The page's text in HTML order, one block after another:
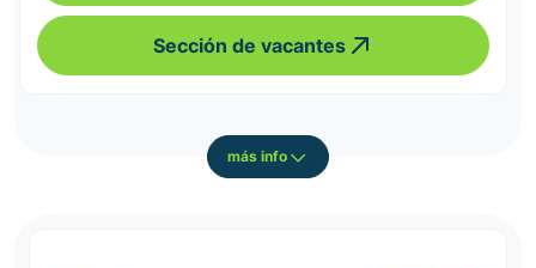
Sección de vacantes
más info